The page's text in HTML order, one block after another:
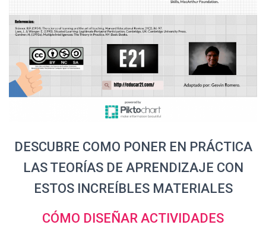
DESCUBRE COMO PONER EN PRÁCTICA
LAS TEORÍAS DE APRENDIZAJE CON
ESTOS INCREÍBLES MATERIALES
CÓMO DISEÑAR ACTIVIDADES